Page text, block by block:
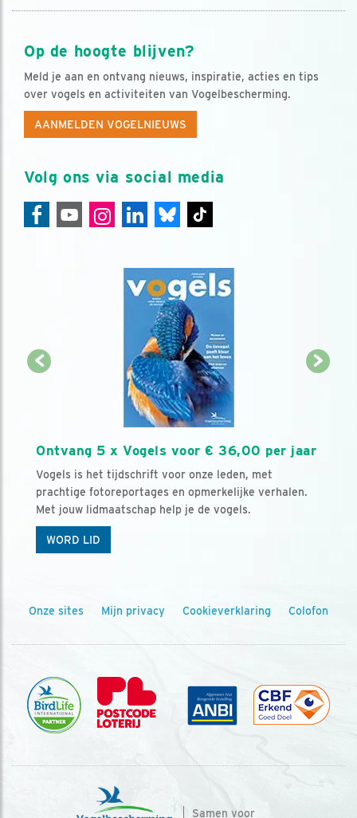
Op de hoogte blijven?
Meld je aan en ontvang nieuws, inspiratie, acties en tips
over vogels en activiteiten van Vogelbescherming.
AANMELDEN VOGELNIEUWS
Volg ons via social media
Ontvang 5 x Vogels voor € 36,00 per jaar
Vogels is het tijdschrift voor onze leden, met
prachtige fotoreportages en opmerkelijke verhalen.
Met jouw lidmaatschap help je de vogels.
WORD LID
Onze sites Mijn privacy Cookieverklaring Colofon
Samen voor